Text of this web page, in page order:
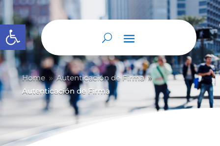
Abrir barra de herramientas
Home 9 Autenticación de Firma 9
Autenticación de Firma